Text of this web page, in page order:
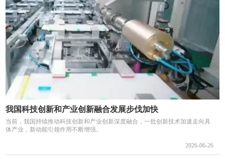
我国科技创新和产业创新融合发展步伐加快
当前，我国持续推动科技创新和产业创新深度融合，一批创新技术加速走向具
体产业，新动能引领作用不断增强。
2026-06-26